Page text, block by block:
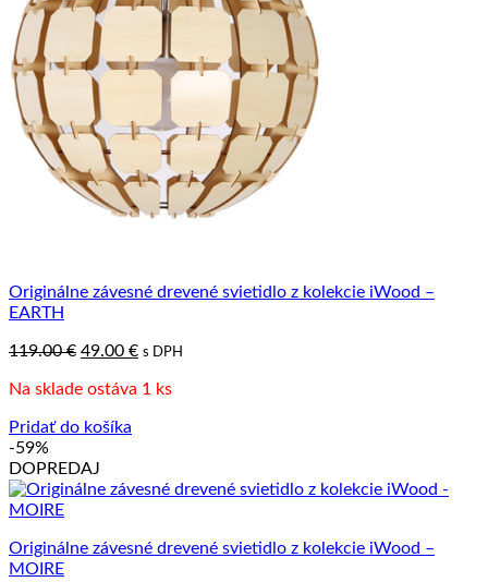
Originálne závesné drevené svietidlo z kolekcie iWood –
EARTH
119.00€ Pôvodná
bola:
49.00 €Aktuálna
je:
s DPH
Na sklade ostáva 1 ks
Pridať do košíka
-59%
DOPREDAJ
Originálne závesné drevené svietidlo z kolekcie iWood –
MOIRE